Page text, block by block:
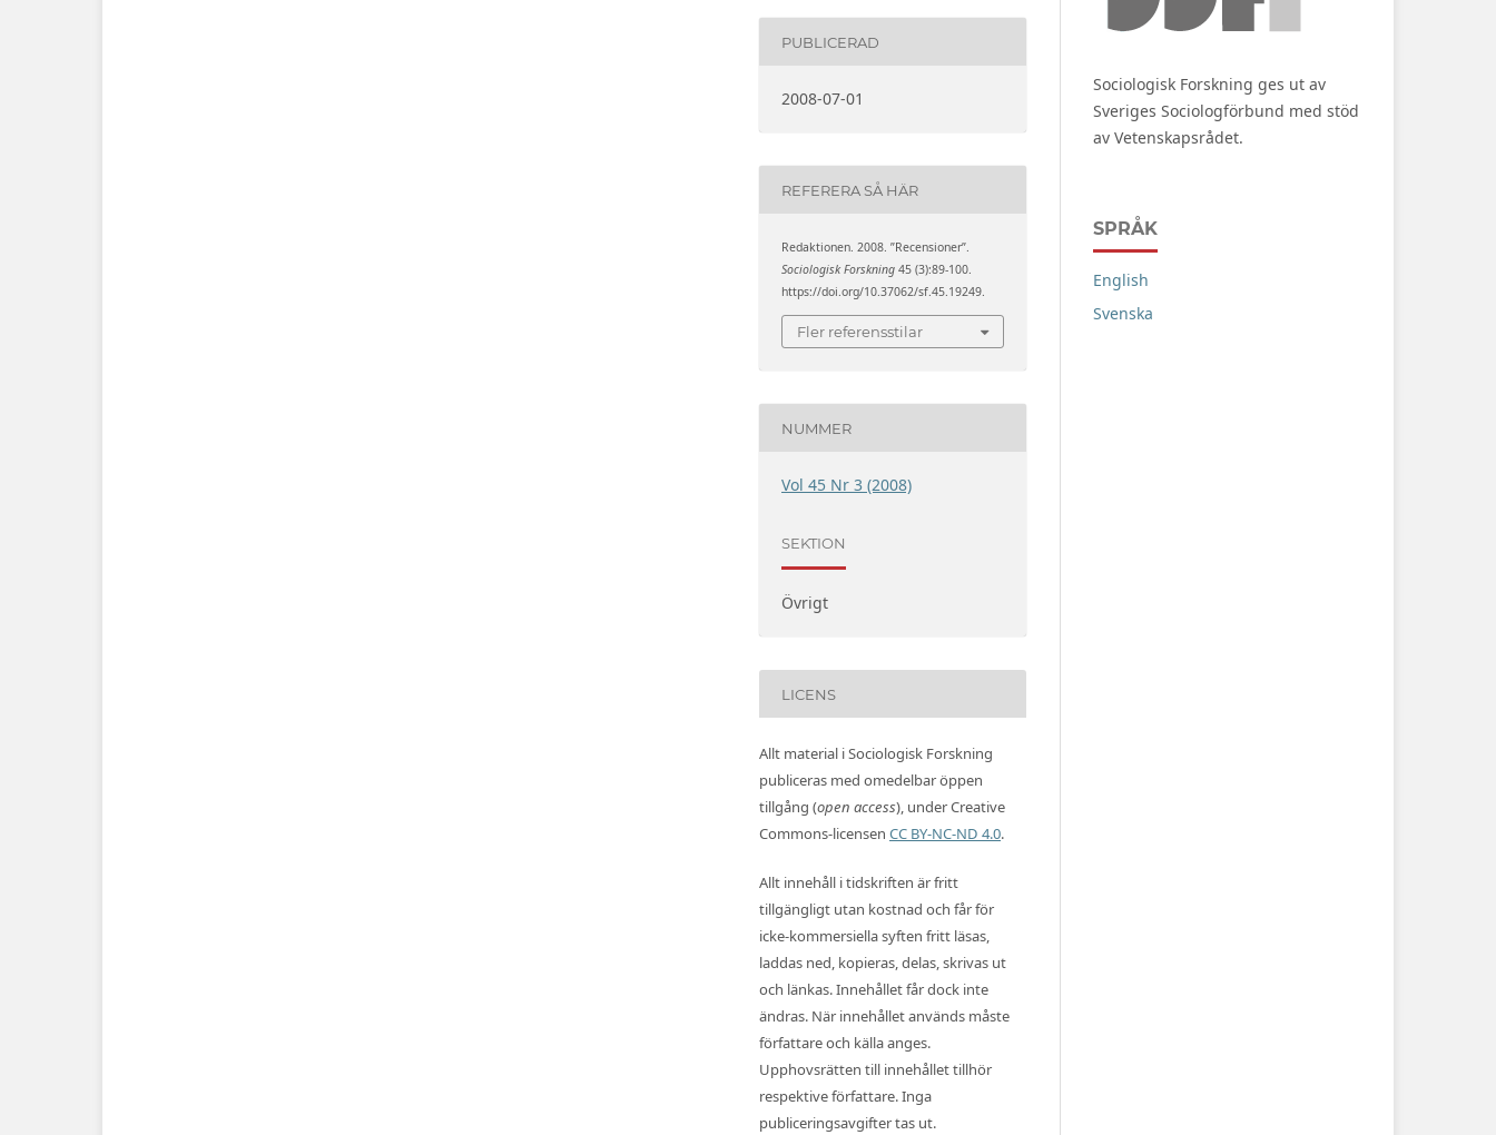
PUBLICERAD
2008-07-01
REFERERA SÅ HÄR
Redaktionen. 2008. ”Recensioner”.
Sociologisk Forskning 45 (3):89-100.
https://doi.org/10.37062/sf.45.19249.
Fler referensstilar
NUMMER
Vol 45 Nr 3 (2008)
SEKTION
Övrigt
LICENS
Allt material i Sociologisk Forskning
publiceras med omedelbar öppen
tillgång (open access), under Creative
Commons-licensen CC BY-NC-ND 4.0.
Allt innehåll i tidskriften är fritt
tillgängligt utan kostnad och får för
icke-kommersiella syften fritt läsas,
laddas ned, kopieras, delas, skrivas ut
och länkas. Innehållet får dock inte
ändras. När innehållet används måste
författare och källa anges.
Upphovsrätten till innehållet tillhör
respektive författare. Inga
publiceringsavgifter tas ut.
Sociologisk Forskning ges ut av
Sveriges Sociologförbund med stöd
av Vetenskapsrådet.
SPRÅK
English
Svenska